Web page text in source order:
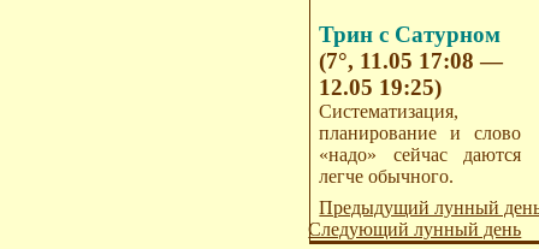
Трин с Сатурном
(7°, 11.05 17:08 —
12.05 19:25)
Систематизация,
планирование и слово
«надо» сейчас даются
легче обычного.
Предыдущий лунный
Следующий лунный день